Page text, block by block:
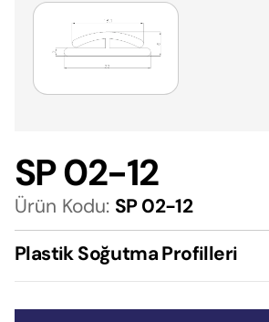
SP 02-12
Ürün Kodu: SP 02-12
Plastik Soğutma Profilleri